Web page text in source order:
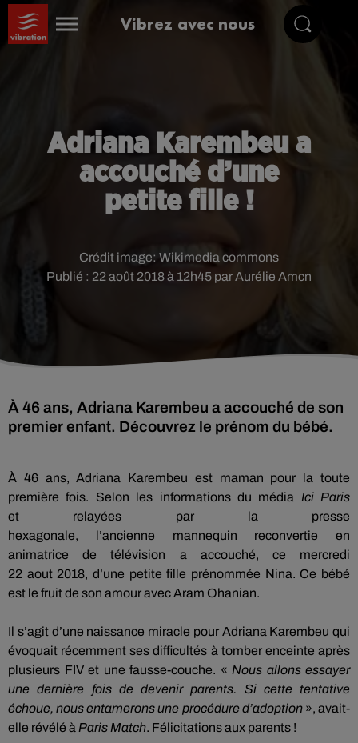
Vibrez avec nous
Adriana Karembeu a
accouché d’une
petite fille !
Publié : 22 août 2018 à 12h45 par Aurélie Amcn
Crédit image: Wikimedia commons
À 46 ans, Adriana Karembeu a accouché de son
premier enfant. Découvrez le prénom du bébé.
À 46 ans, Adriana Karembeu est maman pour la toute
première fois.
Selon les informations du média Ici Paris
et
relayées par la presse
hexagonale, l’ancienne mannequin reconvertie
en
animatrice de télévision a accouché, ce mercredi
22 aout 2018, d’une petite fille prénommée Nina. Ce bébé
est le fruit de son amour avec Aram Ohanian.
Il s’agit d’une naissance miracle pour Adriana Karembeu qui
évoquait récemment ses difficultés à tomber enceinte après
plusieurs FIV et une fausse-couche. « Nous allons essayer
une dernière fois de devenir parents. Si cette tentative
échoue, nous entamerons une procédure d’adoption», avait-
elle révélé à Paris Match. Félicitations aux parents !